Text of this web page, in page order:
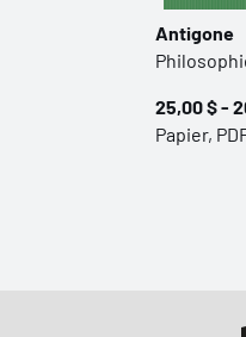
Antigone
25,00 $ -
Papier,